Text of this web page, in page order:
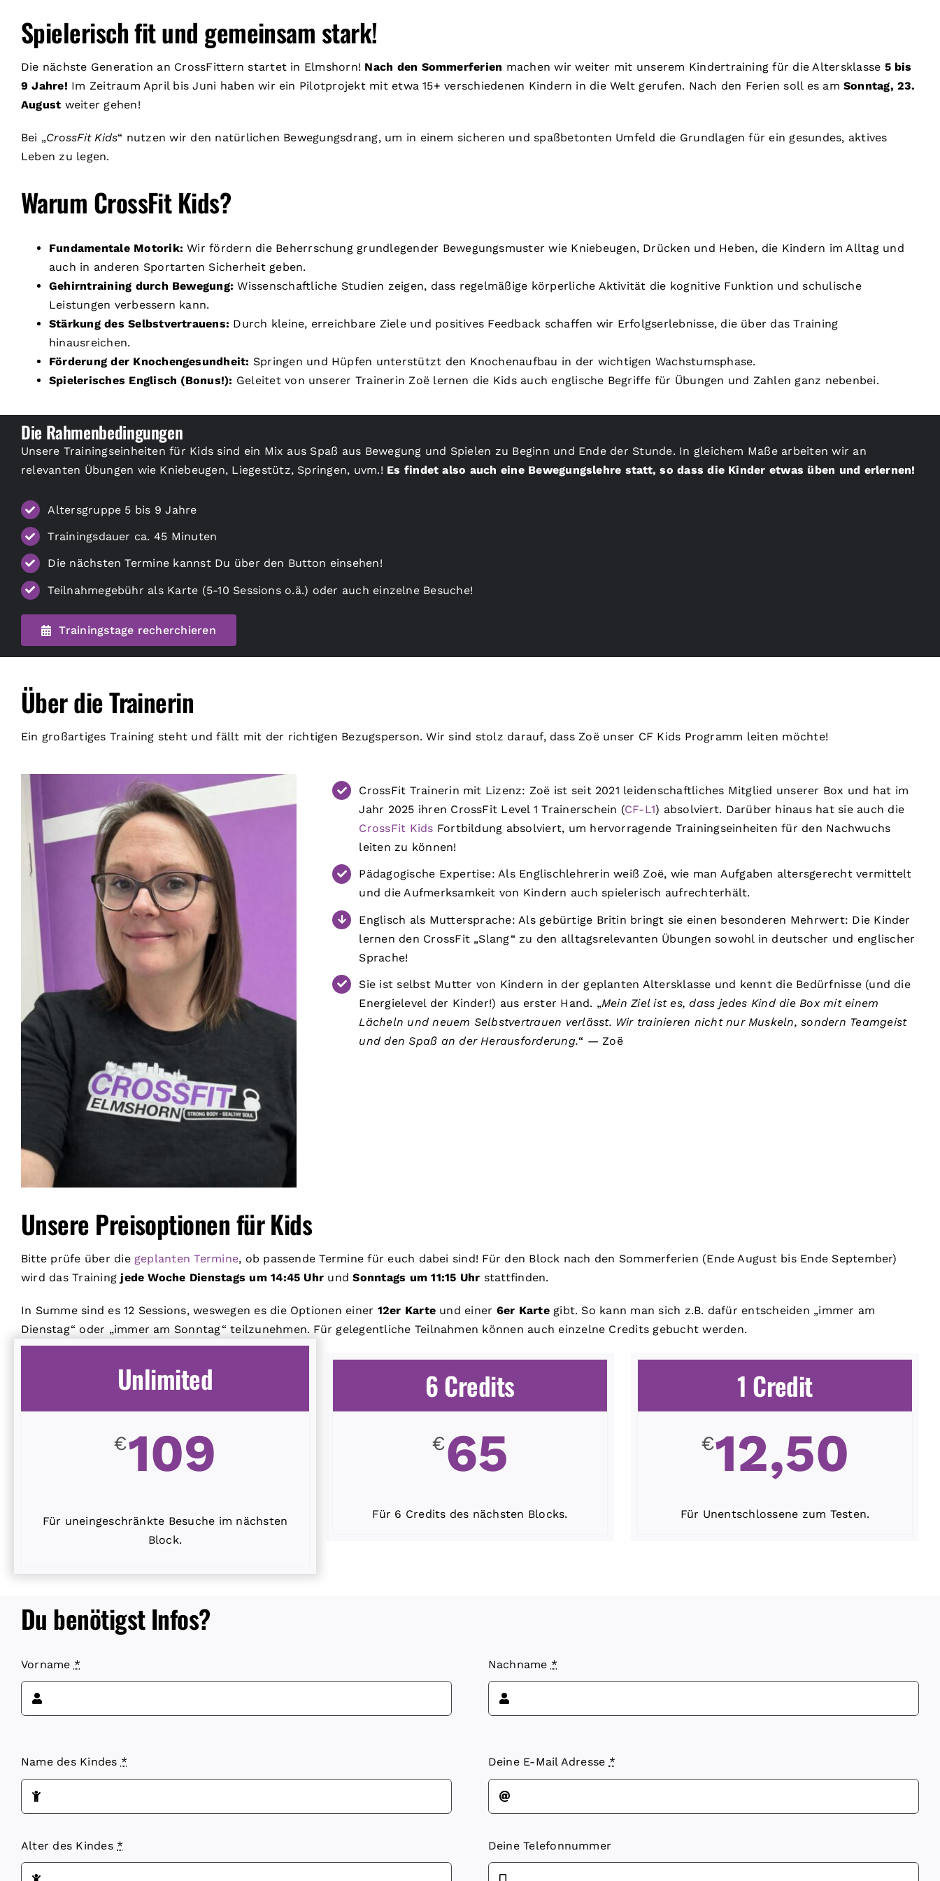
Spielerisch fit und gemeinsam stark!
Die nächste Generation an CrossFittern startet in Elmshorn! Nach den Sommerferien machen wir weiter mit unserem Kindertraining für die Altersklasse 5 bis
9 Jahre! Im Zeitraum April bis Juni haben wir ein Pilotprojekt mit etwa 15+ verschiedenen Kindern in die Welt gerufen. Nach den Ferien soll es am Sonntag, 23.
August weiter gehen!
Bei „CrossFit Kids“ nutzen wir den natürlichen Bewegungsdrang, um in einem sicheren und spaßbetonten Umfeld die Grundlagen für ein gesundes, aktives
Leben zu legen.
Warum CrossFit Kids?
Fundamentale Motorik: Wir fördern die Beherrschung grundlegender Bewegungsmuster wie Kniebeugen, Drücken und Heben, die Kindern im Alltag und
auch in anderen Sportarten Sicherheit geben.
Gehirntraining durch Bewegung: Wissenschaftliche Studien zeigen, dass regelmäßige körperliche Aktivität die kognitive Funktion und schulische
Leistungen verbessern kann.
Stärkung des Selbstvertrauens: Durch kleine, erreichbare Ziele und positives Feedback schaffen wir Erfolgserlebnisse, die über das Training
hinausreichen.
Förderung der Knochengesundheit: Springen und Hüpfen unterstützt den Knochenaufbau in der wichtigen Wachstumsphase.
Spielerisches Englisch (Bonus!): Geleitet von unserer Trainerin Zoë lernen die Kids auch englische Begriffe für Übungen und Zahlen ganz nebenbei.
Die Rahmenbedingungen
Unsere Trainingseinheiten für Kids sind ein Mix aus Spaß aus Bewegung und Spielen zu Beginn und Ende der Stunde. In gleichem Maße arbeiten wir an
relevanten Übungen wie Kniebeugen, Liegestütz, Springen, uvm.! Es findet also auch eine Bewegungslehre statt, so dass die Kinder etwas üben und erlernen!
Altersgruppe 5 bis 9 Jahre
Trainingsdauer ca. 45 Minuten
Die nächsten Termine kannst Du über den Button einsehen!
Teilnahmegebühr als Karte (5-10 Sessions o.ä.) oder auch einzelne Besuche!
Trainingstage recherchieren
Über die Trainerin
Ein großartiges Training steht und fällt mit der richtigen Bezugsperson. Wir sind stolz darauf, dass Zoë unser CF Kids Programm leiten möchte!
CrossFit Trainerin mit Lizenz: Zoë ist seit 2021 leidenschaftliches Mitglied unserer Box und hat im
Jahr 2025 ihren CrossFit Level 1 Trainerschein (CF-L1) absolviert. Darüber hinaus hat sie auch die
CrossFit Kids Fortbildung absolviert, um hervorragende Trainingseinheiten für den Nachwuchs
leiten zu können!
Pädagogische Expertise: Als Englischlehrerin weiß Zoë, wie man Aufgaben altersgerecht vermittelt
und die Aufmerksamkeit von Kindern auch spielerisch aufrechterhält.
Englisch als Muttersprache: Als gebürtige Britin bringt sie einen besonderen Mehrwert: Die Kinder
lernen den CrossFit „Slang“ zu den alltagsrelevanten Übungen sowohl in deutscher und englischer
Sprache!
Sie ist selbst Mutter von Kindern in der geplanten Altersklasse und kennt die Bedürfnisse (und die
Energielevel der Kinder!) aus erster Hand. „Mein Ziel ist es, dass jedes Kind die Box mit einem
Lächeln und neuem Selbstvertrauen verlässt. Wir trainieren nicht nur Muskeln, sondern Teamgeist
und den Spaß an der Herausforderung.“ — Zoë
Unsere Preisoptionen für Kids
Bitte prüfe über die geplanten Termine, ob passende Termine für euch dabei sind! Für den Block nach den Sommerferien (Ende August bis Ende September)
wird das Trainingjede Woche Dienstags um 14:45 Uhr undSonntags um 11:15 Uhr stattfinden.
In Summe sind es 12 Sessions, weswegen es die Optionen einer 12er Karte und einer 6er Kartegibt. So kann man sich z.B. dafür entscheiden „immer am
Dienstag“ oder „immer am Sonntag“ teilzunehmen. Für gelegentliche Teilnahmen können auch einzelne Credits gebucht werden.
Unlimited
€109
Für uneingeschränkte Besuche im nächsten
Block.
6 Credits
€65
Für 6 Credits des nächsten Blocks.
1 Credit
€12,50
Für Unentschlossene zum Testen.
Du benötigst Infos?
Vorname * Nachname *
Name des Kindes *
Alter des Kindes *
Deine E-Mail Adresse *
Deine Telefonnummer